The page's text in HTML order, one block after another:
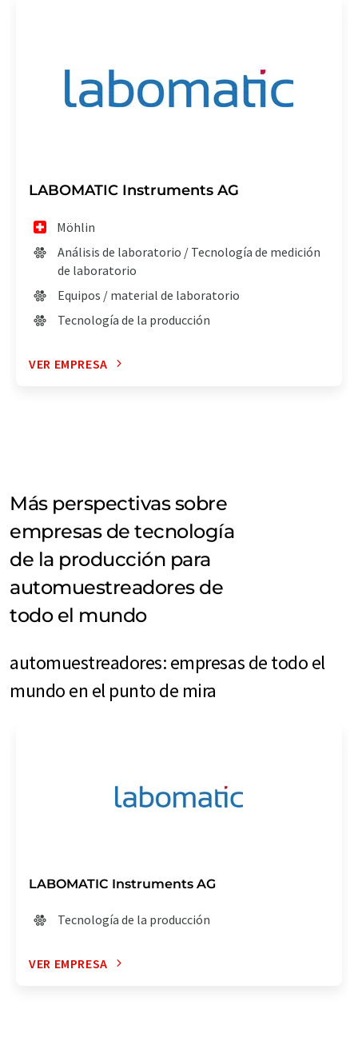
LABOMATIC Instruments AG
Möhlin
Análisis de laboratorio / Tecnología de medición
de laboratorio
Equipos / material de laboratorio
Tecnología de la producción
VER EMPRESA
Más perspectivas sobre
empresas de tecnología
de la producción para
automuestreadores de
todo el mundo
automuestreadores: empresas de todo el
mundo en el punto de mira
LABOMATIC Instruments AG
Tecnología de la producción
VER EMPRESA